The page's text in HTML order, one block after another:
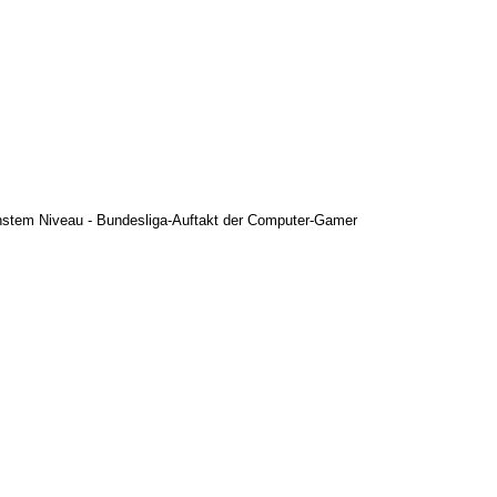
Niveau - Bundesliga-Auftakt der Computer-Gamer